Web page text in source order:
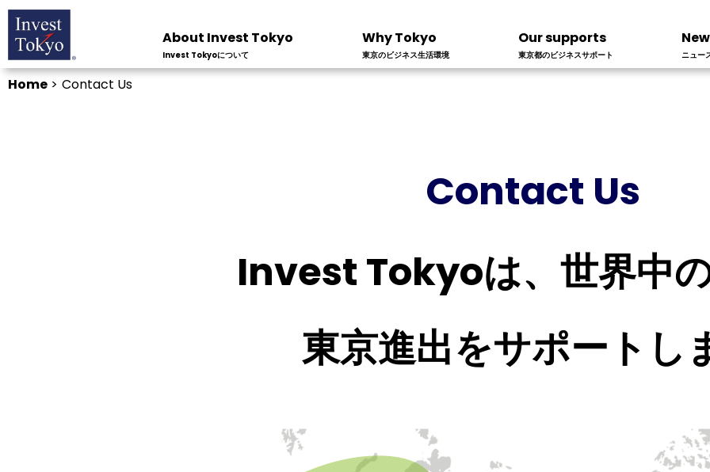
About Invest Tokyo
Invest Tokyoについて
Why Tokyo
東京のビジネス生活環境
Our supports
東京都のビジネスサポート ニュー
Home > Contact Us
Contact Us
Invest Tokyoは、世界中
東京進出をサポートし